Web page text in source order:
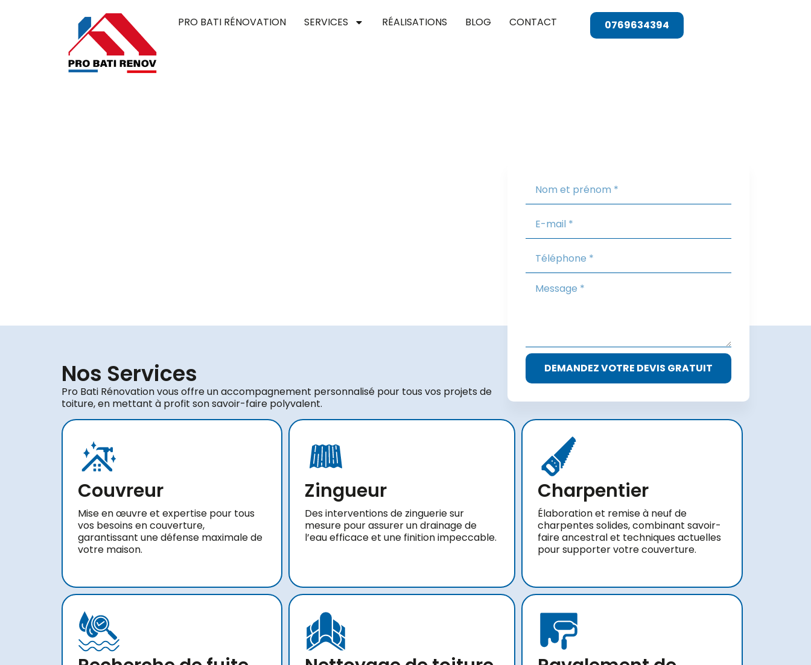
PRO BATI RÉNOVATION SERVICES RÉALISATIONS BLOG CONTACT 0769634394
DEMANDEZ VOTRE DEVIS GRATUIT
Nos Services
Pro Bati Rénovation vous offre un accompagnement personnalisé pour tous vos projets de
toiture, en mettant à profit son savoir-faire polyvalent.
Couvreur
Mise en œuvre et expertise pour tous
vos besoins en couverture,
garantissant une défense maximale de
votre maison.
Zingueur
Des interventions de zinguerie sur
mesure pour assurer un drainage de
l’eau efficace et une finition impeccable.
Charpentier
Élaboration et remise à neuf de
charpentes solides, combinant savoir-
faire ancestral et techniques actuelles
pour supporter votre couverture.